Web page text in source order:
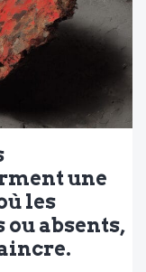
une
les
absents,